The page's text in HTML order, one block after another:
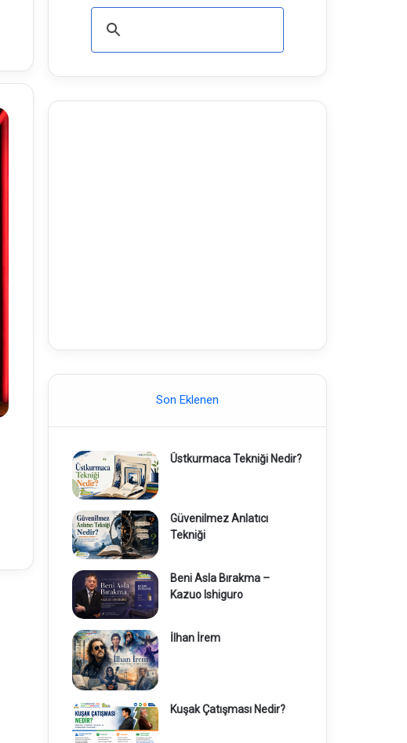
Son Eklenen
Üstkurmaca Tekniği Nedir?
Güvenilmez Anlatıcı
Tekniği
Beni Asla Bırakma –
Kazuo Ishiguro
İlhan İrem
Kuşak Çatışması Nedir?